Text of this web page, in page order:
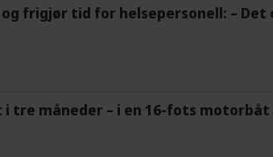
frigjør tid for helsepersonell: –
i tre måneder – i en 16-fots motorbåt